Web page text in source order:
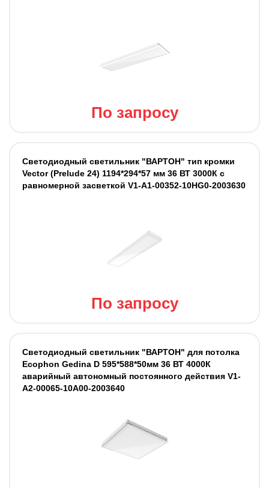
По запросу
Светодиодный светильник "ВАРТОН" тип кромки
Vector (Prelude 24) 1194*294*57 мм 36 ВТ 3000К c
равномерной засветкой V1-A1-00352-10HG0-2003630
По запросу
Светодиодный светильник "ВАРТОН" для потолка
Ecophon Gedina D 595*588*50мм 36 ВТ 4000К
аварийный автономный постоянного действия V1-
A2-00065-10A00-2003640